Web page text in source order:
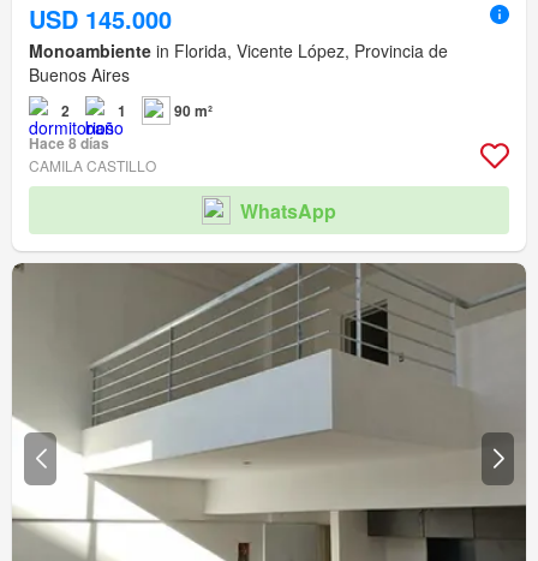
USD 145.000
Monoambiente in Florida, Vicente López, Provincia de
Buenos Aires
2 1
90 m²
Hace 8 días
CAMILA CASTILLO
WhatsApp